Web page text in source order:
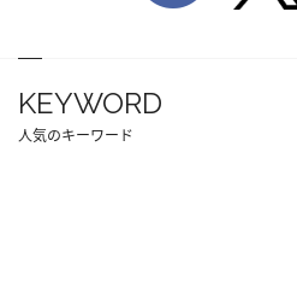
KEYWORD
人気のキーワード